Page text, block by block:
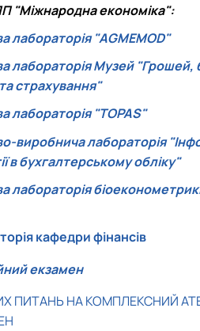
"Міжнародна економіка":
лабораторія "AGMEMOD"
лабораторія Музей "Грошей,
страхування"
лабораторія "TOPAS"
виробнича лабораторія
в бухгалтерському обліку"
лабораторія
кафедри фінансів
екзамен
ПИТАНЬ НА КОМПЛЕКСНИЙ